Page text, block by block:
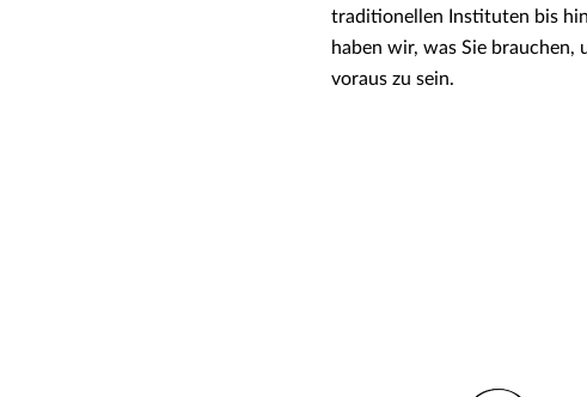
traditionellen Instituten bis
haben wir, was Sie
voraus zu sein.